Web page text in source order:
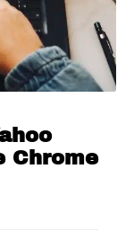
Chrome